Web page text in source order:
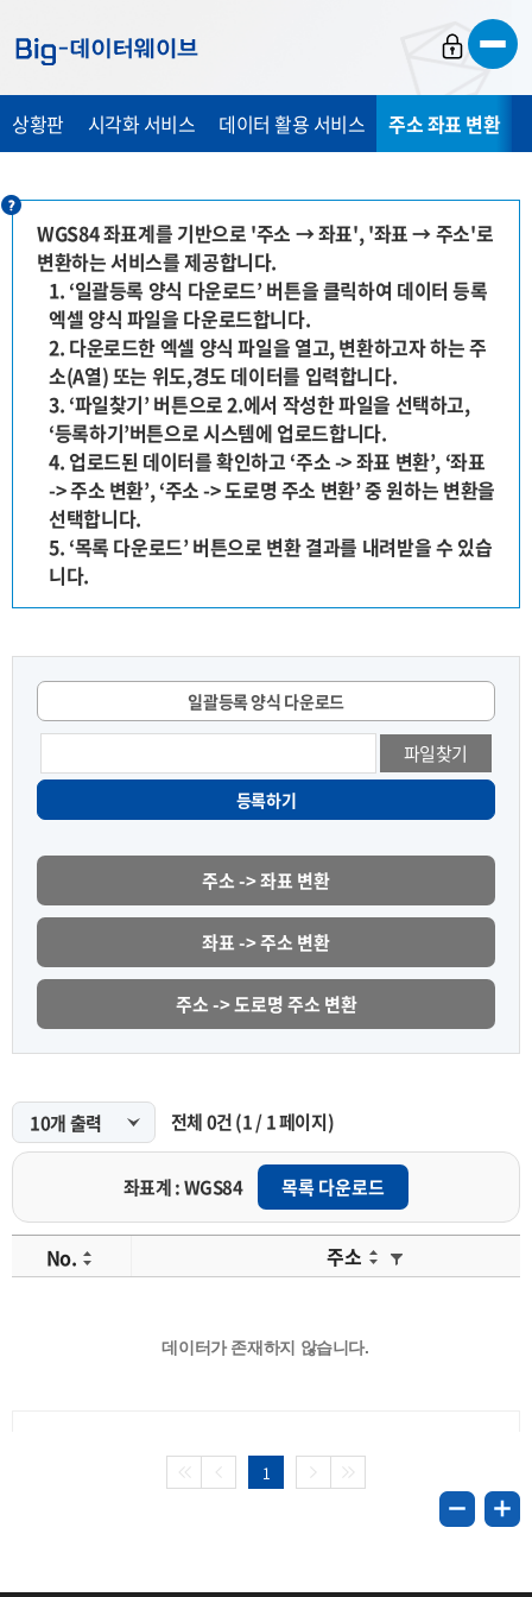
가
가
가
상황판 시각화 서비스 데이터 활용 서비스 주소 좌표 변환
WGS84 좌표계를 기반으로 '주소 → 좌표', '좌표 → 주소'로
변환하는 서비스를 제공합니다.
1. ‘일괄등록 양식 다운로드’ 버튼을 클릭하여 데이터 등록
엑셀 양식 파일을 다운로드합니다.
2. 다운로드한 엑셀 양식 파일을 열고, 변환하고자 하는 주
소(A열) 또는 위도,경도 데이터를 입력합니다.
3. ‘파일찾기’ 버튼으로 2.에서 작성한 파일을 선택하고,
‘등록하기’버튼으로 시스템에 업로드합니다.
4. 업로드된 데이터를 확인하고 ‘주소 -> 좌표 변환’, ‘좌표
-> 주소 변환’, ‘주소 -> 도로명 주소 변환’ 중 원하는 변환을
선택합니다.
5. ‘목록 다운로드’ 버튼으로 변환 결과를 내려받을 수 있습
니다.
일괄등록 양식 다운로드
파일찾기
등록하기
주소 -> 좌표 변환
좌표 -> 주소 변환
주소 -> 도로명 주소 변환
전체0건(1/1페이지)
좌표계 : WGS84 목록 다운로드
No. 주소
데이터가 존재하지 않습니다.
1